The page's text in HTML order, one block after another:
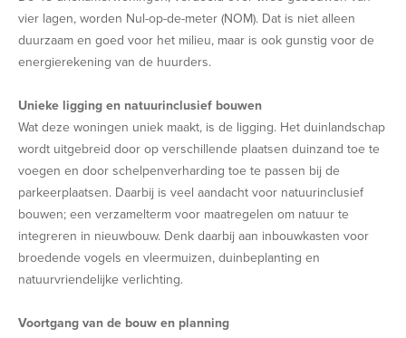
vier lagen, worden Nul-op-de-meter (NOM). Dat is niet alleen
duurzaam en goed voor het milieu, maar is ook gunstig voor de
energierekening van de huurders.
Unieke ligging en natuurinclusief bouwen
Wat deze woningen uniek maakt, is de ligging. Het duinlandschap
wordt uitgebreid door op verschillende plaatsen duinzand toe te
voegen en door schelpenverharding toe te passen bij de
parkeerplaatsen. Daarbij is veel aandacht voor natuurinclusief
bouwen; een verzamelterm voor maatregelen om natuur te
integreren in nieuwbouw. Denk daarbij aan inbouwkasten voor
broedende vogels en vleermuizen, duinbeplanting en
natuurvriendelijke verlichting.
Voortgang van de bouw en planning